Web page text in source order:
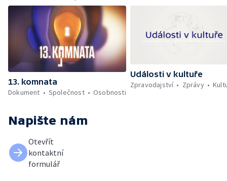
13. komnata
Dokument
Společnost Osobnosti
Události v kultuře
Zpravodajství
Zprávy
Napište nám
Otevřít
kontaktní
formulář